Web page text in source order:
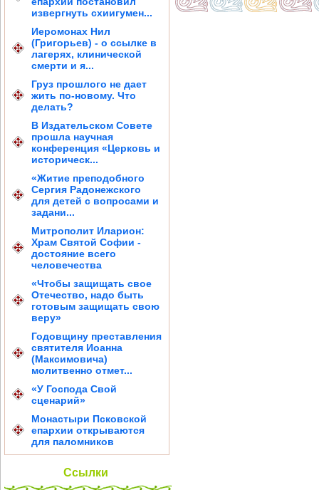
извергнуть схиигумен...
Иеромонах Нил
(Григорьев) - о ссылке в
лагерях, клинической
смерти и я...
Груз прошлого не дает
жить по-новому. Что
делать?
В Издательском Совете
прошла научная
конференция «Церковь и
историческ...
«Житие преподобного
Сергия Радонежского
для детей с вопросами и
задани...
Митрополит Иларион:
Храм Святой Софии -
достояние всего
человечества
«Чтобы защищать свое
Отечество, надо быть
готовым защищать свою
веру»
Годовщину преставления
святителя Иоанна
(Максимовича)
молитвенно отмет...
«У Господа Свой
сценарий»
Монастыри Псковской
епархии открываются
для паломников
Ссылки